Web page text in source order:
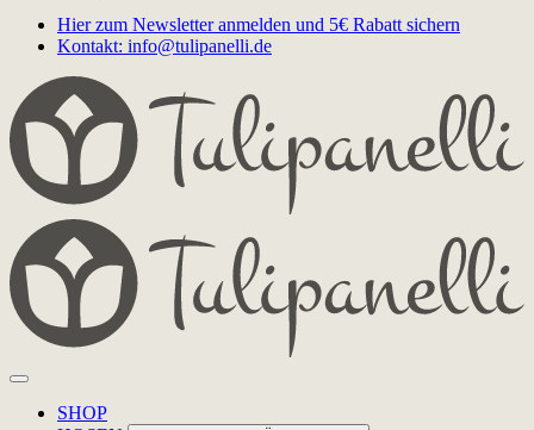
Hier zum Newsletter anmelden und 5€ Rabatt sichern
Kontakt: info@tulipanelli.de
SHOP